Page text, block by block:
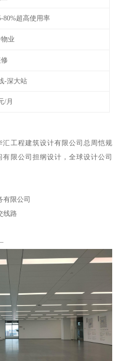
80%超高使用率
业
-深大站
/月
工程建筑设计有限公司总周恺规
限公司担纲设计，全球设计公司
有限公司
线路